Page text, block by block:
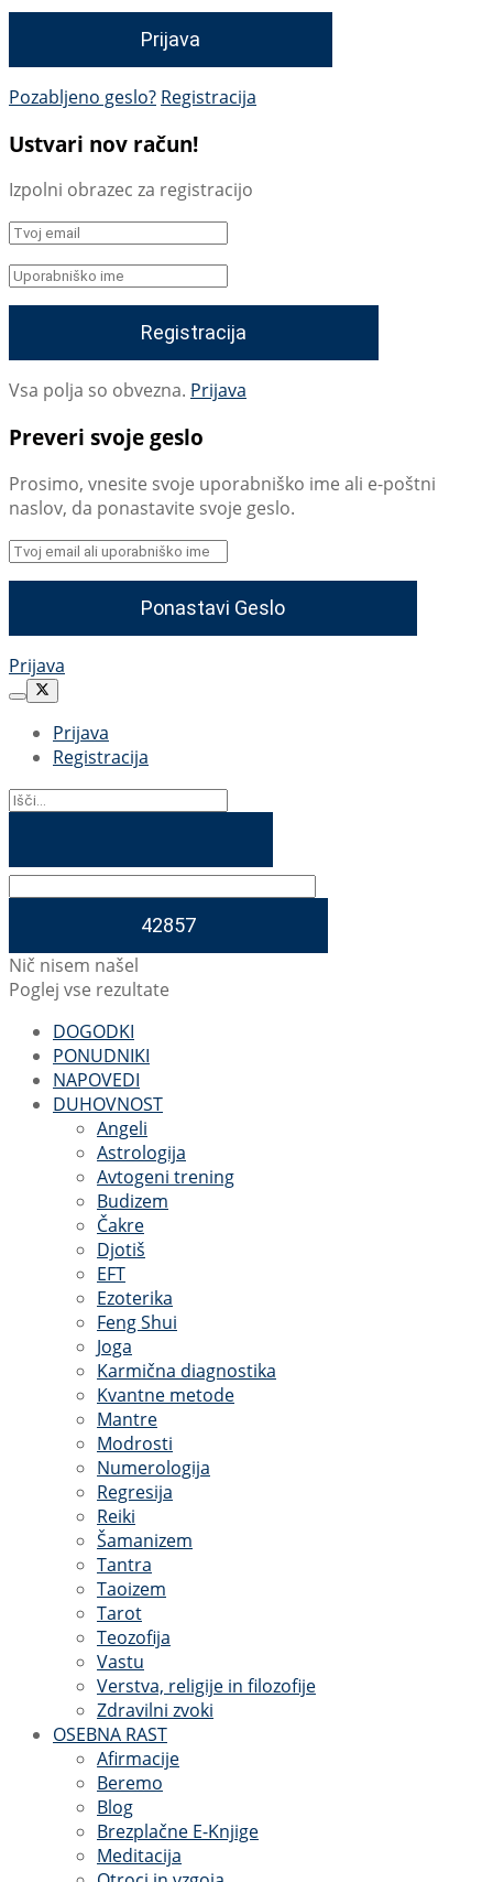
Pozabljeno geslo? Registracija
Ustvari nov račun!
Izpolni obrazec za registracijo
Vsa polja so obvezna. Prijava
Preveri svoje geslo
Prosimo, vnesite svoje uporabniško ime ali e-poštni
naslov, da ponastavite svoje geslo.
Prijava
Prijava
Registracija
Nič nisem našel
Poglej vse rezultate
DOGODKI
PONUDNIKI
NAPOVEDI
DUHOVNOST
Angeli
Astrologija
Avtogeni trening
Budizem
Čakre
Djotiš
EFT
Ezoterika
Feng Shui
Joga
Karmična diagnostika
Kvantne metode
Mantre
Modrosti
Numerologija
Regresija
Reiki
Šamanizem
Tantra
Taoizem
Tarot
Teozofija
Vastu
Verstva, religije in filozofije
Zdravilni zvoki
OSEBNA RAST
Afirmacije
Beremo
Blog
Brezplačne E-Knjige
Meditacija